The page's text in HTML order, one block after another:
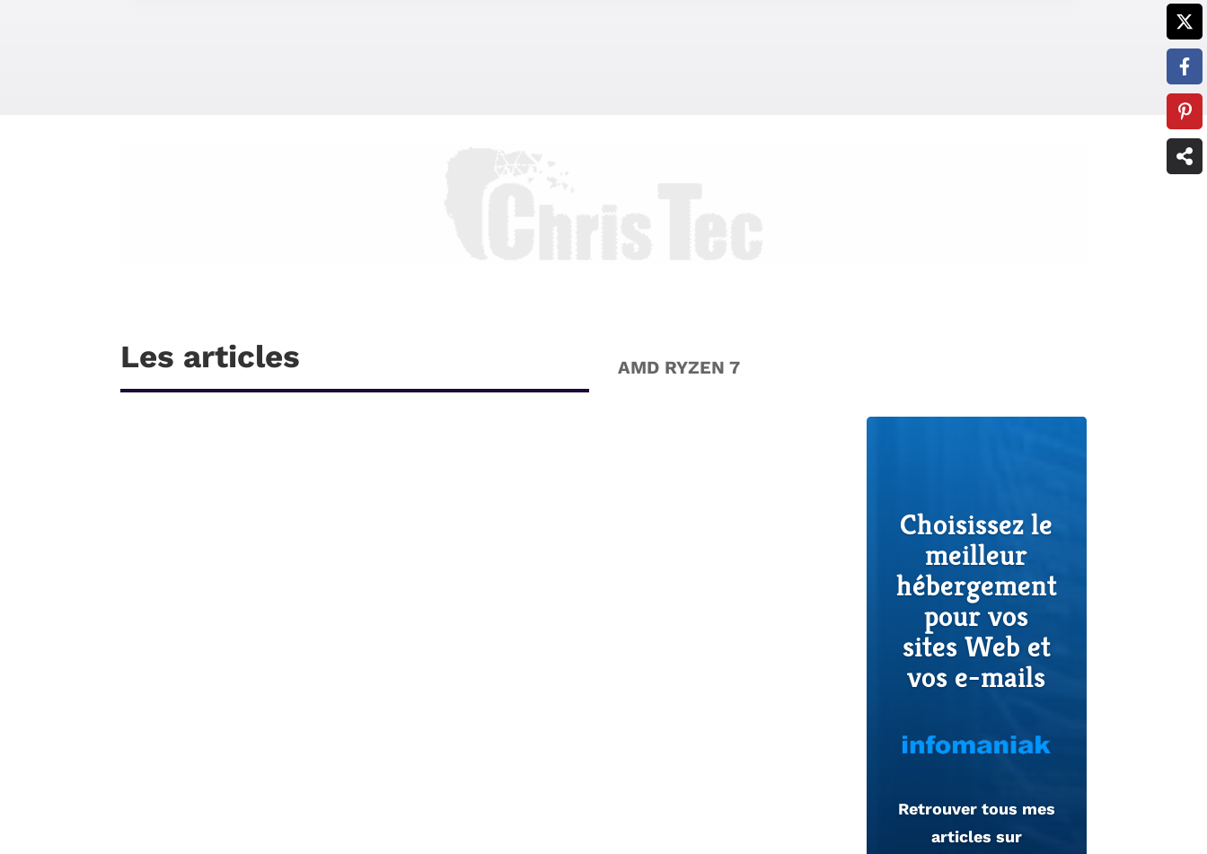
Les articles AMD RYZEN 7
Choisissez le
meilleur
hébergement
pour vos
sites Web et
vos e-mails
Retrouver tous mes
articles sur
Le meilleur
VPN
«complet»
Garantie de
remboursem
jours